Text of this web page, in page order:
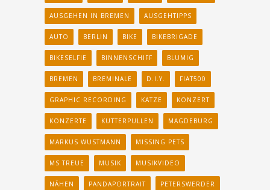
AUSGEHEN IN BREMEN AUSGEHTIPPS
AUTO BERLIN BIKE BIKEBRIGADE
BIKESELFIE BINNENSCHIFF BLUMIG
BREMEN BREMINALE D.I.Y. FIAT500
GRAPHIC RECORDING KATZE KONZERT
KONZERTE KUTTERPULLEN MAGDEBURG
MARKUS WUSTMANN MISSING PETS
MS TREUE MUSIK MUSIKVIDEO
NÄHEN PANDAPORTRAIT PETERSWERDER